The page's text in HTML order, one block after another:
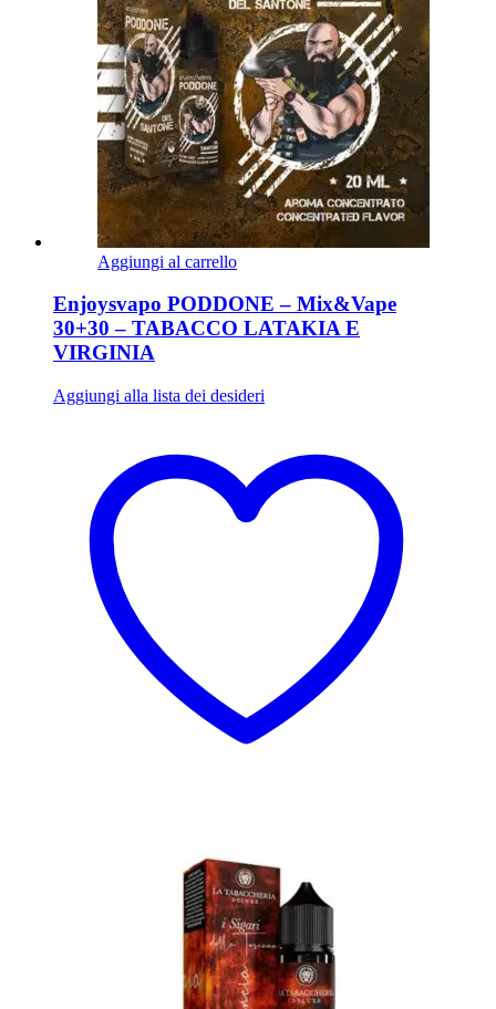
Aggiungi al carrello
Enjoysvapo PODDONE – Mix&Vape
30+30 – TABACCO LATAKIA E
VIRGINIA
Aggiungi alla lista dei desideri